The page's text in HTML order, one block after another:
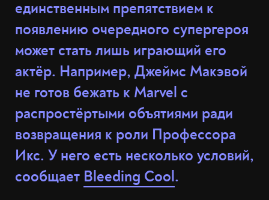
единственным препятствием к
появлению очередного супергероя
может стать лишь играющий его
актёр. Например, Джеймс Макэвой
не готов бежать к Marvel с
распростёртыми объятиями ради
возвращения к роли Профессора
Икс. У него есть несколько условий,
сообщает Bleeding Cool.